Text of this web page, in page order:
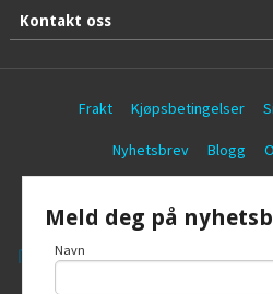
Kontakt oss
Frakt Kjøpsbetingelser
Nyhetsbrev Blogg
Meld deg på
Navn